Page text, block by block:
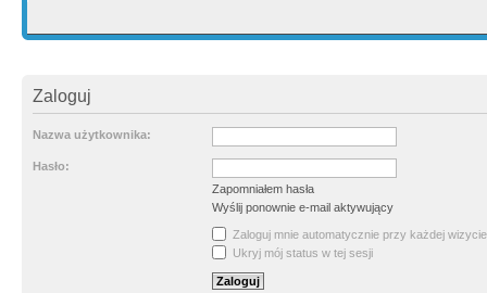
Zaloguj
Nazwa użytkownika:
Hasło:
Zapomniałem hasła
Wyślij ponownie e-mail aktywujący
Zaloguj mnie automatycznie przy każdej wizycie
Ukryj mój status w tej sesji